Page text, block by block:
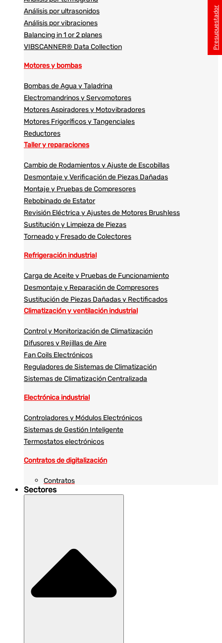
Análisis por ultrasonidos​​
Análisis por vibraciones
Balancing in 1 or 2 planes
VIBSCANNER® Data Collection
Motores y bombas
Bombas de Agua y Taladrina
Electromandrinos y Servomotores
Motores Aspiradores y Motovibradores
Motores Frigoríficos y Tangenciales
Reductores
Taller y reparaciones
Cambio de Rodamientos y Ajuste de Escobillas
Desmontaje y Verificación de Piezas Dañadas
Montaje y Pruebas de Compresores
Rebobinado de Estator
Revisión Eléctrica y Ajustes de Motores Brushless
Sustitución y Limpieza de Piezas
Torneado y Fresado de Colectores
Refrigeración industrial
Carga de Aceite y Pruebas de Funcionamiento
Desmontaje y Reparación de Compresores
Sustitución de Piezas Dañadas y Rectificados
Climatización y ventilación industrial
Control y Monitorización de Climatización
Difusores y Rejillas de Aire
Fan Coils Electrónicos
Reguladores de Sistemas de Climatización
Sistemas de Climatización Centralizada
Electrónica industrial
Controladores y Módulos Electrónicos
Sistemas de Gestión Inteligente
Termostatos electrónicos
Contratos de digitalización
Contratos
Sectores
Presupuestador